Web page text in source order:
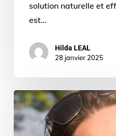
solution naturelle et
est…
Hilda LEAL
28 janvier 2025
gestion
des
émotions